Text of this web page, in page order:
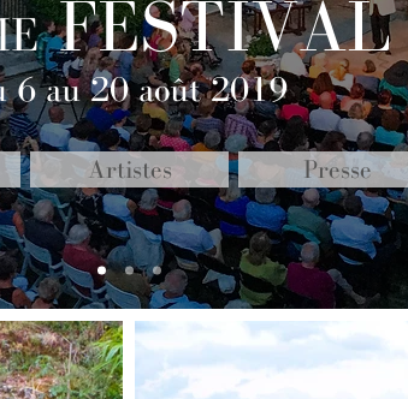
FESTIVAL
6 au 20 août 2019
Artistes Presse